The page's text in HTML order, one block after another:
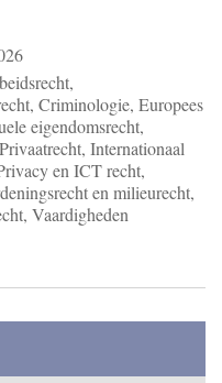
Criminologie, Europees
eigendomsrecht,
Internationaal
en ICT recht,
en milieurecht,
Vaardigheden